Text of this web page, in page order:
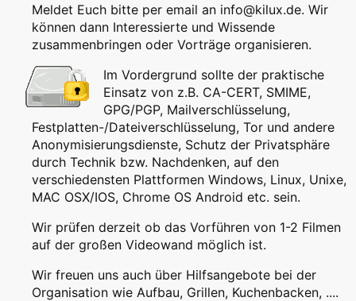
Meldet Euch bitte per email an info@kilux.de. Wir
können dann Interessierte und Wissende
zusammenbringen oder Vorträge organisieren.
Im Vordergrund sollte der praktische
Einsatz von z.B. CA-CERT, SMIME,
GPG/PGP, Mailverschlüsselung,
Festplatten-/Dateiverschlüsselung, Tor und andere
Anonymisierungsdienste, Schutz der Privatsphäre
durch Technik bzw. Nachdenken, auf den
verschiedensten Plattformen Windows, Linux, Unixe,
MAC OSX/IOS, Chrome OS Android etc. sein.
Wir prüfen derzeit ob das Vorführen von 1-2 Filmen
auf der großen Videowand möglich ist.
Wir freuen uns auch über Hilfsangebote bei der
Organisation wie Aufbau, Grillen, Kuchenbacken, ....